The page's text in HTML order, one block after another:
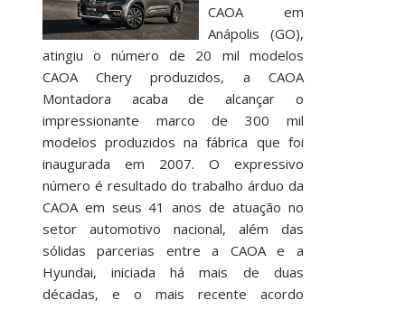
CAOA em
Anápolis (GO),
atingiu o número de 20 mil modelos
CAOA Chery produzidos, a CAOA
Montadora acaba de alcançar o
impressionante marco de 300 mil
modelos produzidos na fábrica que foi
inaugurada em 2007. O expressivo
número é resultado do trabalho árduo da
CAOA em seus 41 anos de atuação no
setor automotivo nacional, além das
sólidas parcerias entre a CAOA e a
Hyundai, iniciada há mais de duas
décadas, e o mais recente acordo